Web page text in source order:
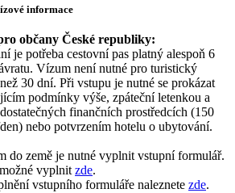
informace
občany České republiky:
je potřeba cestovní pas platný alespoň 6
Vízum není nutné pro turistický
30 dní. Při vstupu je nutné se prokázat
podmínky výše, zpáteční letenkou a
finančních prostředcích (150
nebo potvrzením hotelu o ubytování.
do země je nutné vyplnit vstupní formulář.
vyplnit zde.
vstupního formuláře naleznete zde.